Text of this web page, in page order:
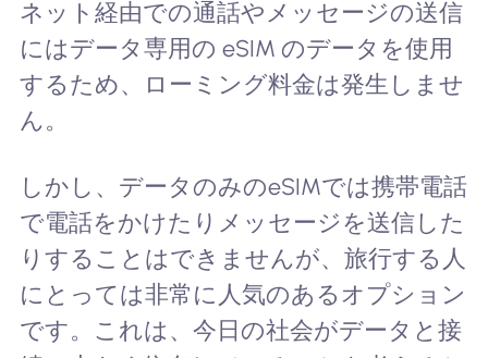
ネット経由での通話やメッセージの送信
にはデータ専用の eSIM のデータを使用
するため、ローミング料金は発生しませ
ん。
しかし、データのみのeSIMでは携帯電話
で電話をかけたりメッセージを送信した
りすることはできませんが、旅行する人
にとっては非常に人気のあるオプション
です。これは、今日の社会がデータと接